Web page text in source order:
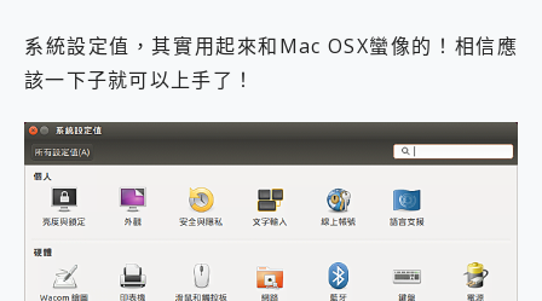
系統設定值，其實用起來和Mac OSX蠻像的！相信應
該一下子就可以上手了！